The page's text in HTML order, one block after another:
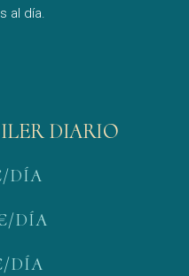
al día.
DIARIO
/DÍA
/DÍA
/DÍA